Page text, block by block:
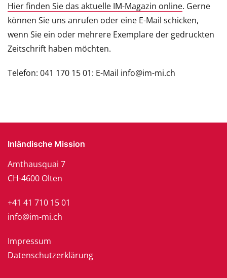
Hier finden Sie das aktuelle IM-Magazin online. Gerne
können Sie uns anrufen oder eine E-Mail schicken,
wenn Sie ein oder mehrere Exemplare der gedruckten
Zeitschrift haben möchten.
Telefon: 041 170 15 01: E-Mail info@im-mi.ch
Inländische Mission
Amthausquai 7
CH-4600 Olten
+41 41 710 15 01
info@im-mi.ch
Impressum
Datenschutzerklärung